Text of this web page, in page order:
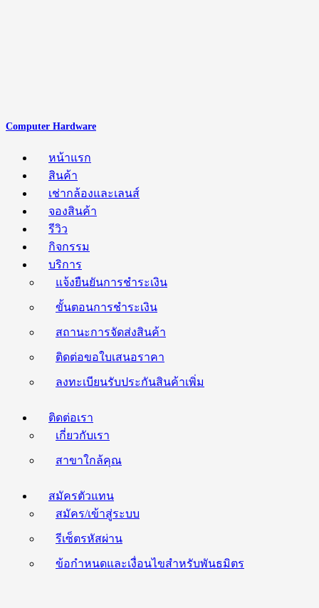
Computer Hardware
หน้าแรก
สินค้า
เช่ากล้องและเลนส์
จองสินค้า
รีวิว
กิจกรรม
บริการ
แจ้งยืนยันการชำระเงิน
ขั้นตอนการชำระเงิน
สถานะการจัดส่งสินค้า
ติดต่อขอใบเสนอราคา
ลงทะเบียนรับประกันสินค้าเพิ่ม
ติดต่อเรา
เกี่ยวกับเรา
สาขาใกล้คุณ
สมัครตัวแทน
สมัคร/เข้าสู่ระบบ
รีเซ็ตรหัสผ่าน
ข้อกำหนดและเงื่อนไขสำหรับพันธมิตร